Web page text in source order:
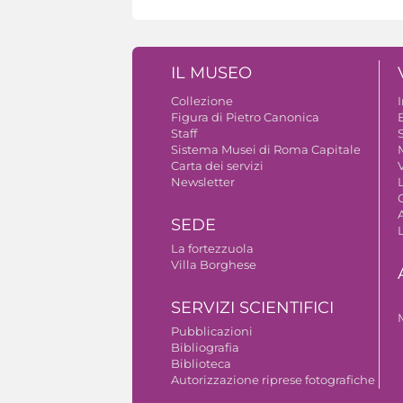
IL MUSEO
Collezione
Figura di Pietro Canonica
Staff
Sistema Musei di Roma Capitale
Carta dei servizi
Newsletter
SEDE
La fortezzuola
Villa Borghese
SERVIZI SCIENTIFICI
Pubblicazioni
Bibliografia
Biblioteca
Autorizzazione riprese fotografiche